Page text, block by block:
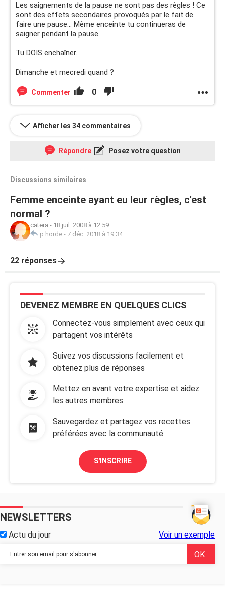
Les saignements de la pause ne sont pas des règles ! Ce
sont des effets secondaires provoqués par le fait de
faire une pause... Même enceinte tu continueras de
saigner pendant la pause.
Tu DOIS enchaîner.
Dimanche et mecredi quand ?
Commenter 0
Afficher les 34 commentaires
Répondre Posez votre question
Discussions similaires
Femme enceinte ayant eu leur règles, c'est
normal ?
catera - 18 juil. 2008 à 12:59
p.horde - 7 déc. 2018 à 19:34
22 réponses
DEVENEZ MEMBRE EN QUELQUES CLICS
Connectez-vous simplement avec ceux qui
partagent vos intérêts
Suivez vos discussions facilement et
obtenez plus de réponses
Mettez en avant votre expertise et aidez
les autres membres
Sauvegardez et partagez vos recettes
préférées avec la communauté
S'INSCRIRE
NEWSLETTERS
Actu du jour Voir un exemple